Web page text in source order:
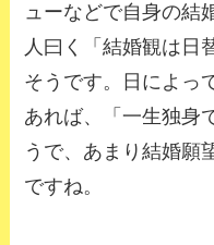
ューなどで自身の結
人曰く「結婚観は日
そうです。日によっ
あれば、「一生独身
うで、あまり結婚願
ですね。